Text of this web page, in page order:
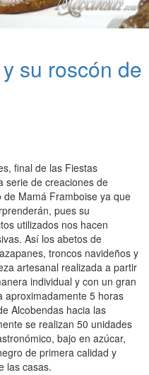
su roscón de
final de las Fiestas
serie de creaciones de
Mamá Framboise ya que
pues su
utilizados nos hacen
Así los abetos de
troncos navideños y
artesanal realizada a partir
individual y con un gran
aproximadamente 5 horas
Alcobendas hacia las
se realizan 50 unidades
bajo en azúcar,
de primera calidad y
las casas.